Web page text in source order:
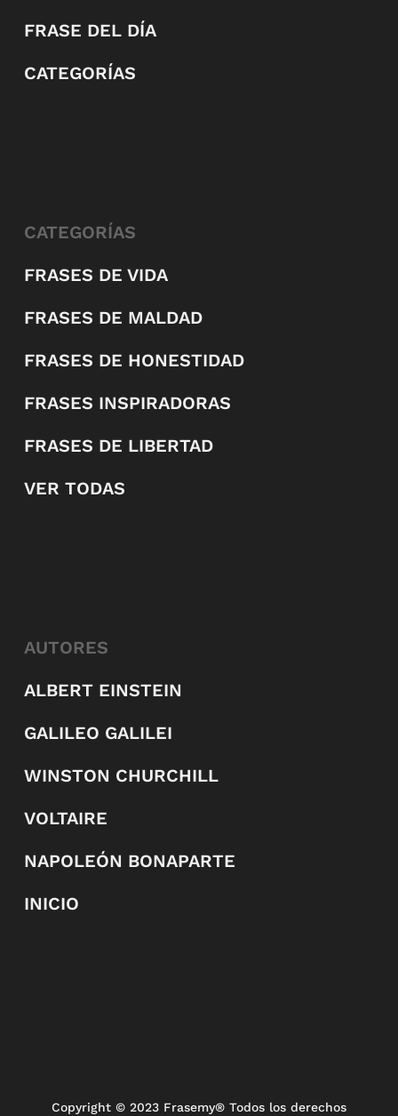
FRASE DEL DÍA
CATEGORÍAS
CATEGORÍAS
FRASES DE VIDA
FRASES DE MALDAD
FRASES DE HONESTIDAD
FRASES INSPIRADORAS
FRASES DE LIBERTAD
VER TODAS
AUTORES
ALBERT EINSTEIN
GALILEO GALILEI
WINSTON CHURCHILL
VOLTAIRE
NAPOLEÓN BONAPARTE
INICIO
Copyright © 2023 Frasemy® Todos los derechos